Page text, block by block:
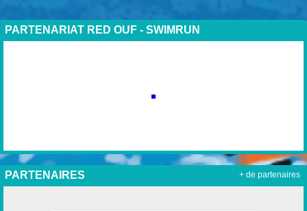
PARTENARIAT RED OUF - SWIMRUN
PARTENAIRES + de partenaires